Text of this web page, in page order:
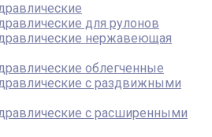
для рулонов
нержавеющая
облегченные
с раздвижными
с расширенными